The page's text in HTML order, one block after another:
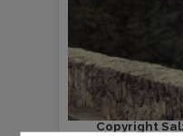
Copyright